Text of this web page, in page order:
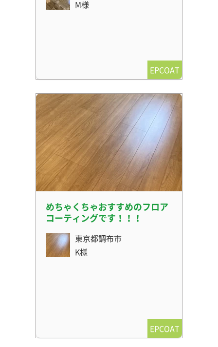
M様
EPCOAT
めちゃくちゃおすすめのフロア
コーティングです！！！
東京都調布市
K様
EPCOAT